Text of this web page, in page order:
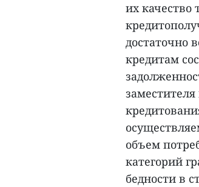
их
достаточно
кредитам
объем
категорий
бедности в